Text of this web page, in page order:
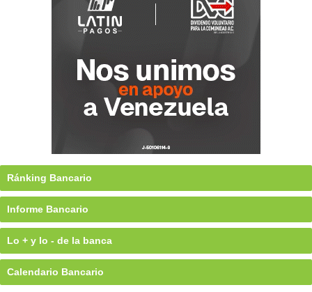
Ránking Bancario
Informe Bancario
Lo + y lo - de la banca
Calendario Bancario